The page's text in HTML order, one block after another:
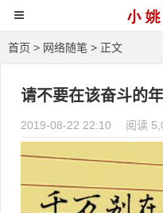
首页 > 网络随笔 > 正文
请不要在该奋斗的
2019-08-22 22:10 阅读